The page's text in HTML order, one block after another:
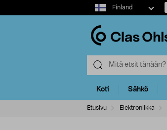
Select
market
Finland
Koti Sähkö
Etusivu Elektroniikka